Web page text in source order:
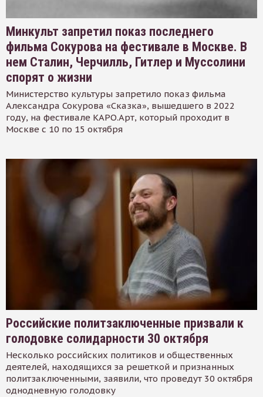
Минкульт запретил показ последнего
фильма Сокурова на фестивале в Москве. В
нем Сталин, Черчилль, Гитлер и Муссолини
спорят о жизни
Министерство культуры запретило показ фильма
Александра Сокурова «Сказка», вышедшего в 2022
году, на фестивале КАРО.Арт, который проходит в
Москве с 10 по 15 октября
Российские политзаключенные призвали к
голодовке солидарности 30 октября
Несколько российских политиков и общественных
деятелей, находящихся за решеткой и признанных
политзаключенными, заявили, что проведут 30 октября
однодневную голодовку